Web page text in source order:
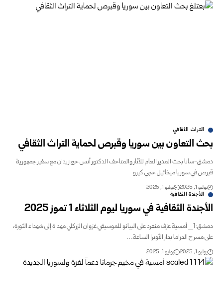
التراث الثقافي
بحث التعاون بين سوريا وقبرص لحماية التراث الثقافي
دمشق-سانا بحث المدير العام للآثار والمتاحف الدكتور أنس حج زيدان مع سفير جمهورية
قبرص في سوريا ميخائيل حجي كيرو
يوليو 1, 2025 يوليو 1, 2025
الأجندة الثقافية
الأجندة الثقافية في سوريا ليوم الثلاثاء 1 تموز 2025
دمشق: 1_ أمسية عزف منفرد على البيانو للموسيقي غزوان الزركلي مهداة إلى شهداء الثورة،
على مسرح الدراما بدار الأوبرا الساعة…
يوليو 1, 2025 يوليو 1, 2025